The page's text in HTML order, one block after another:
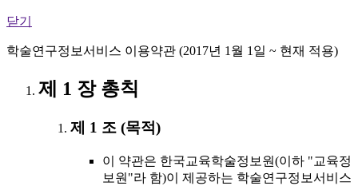
닫기
학술연구정보서비스 이용약관 (2017년 1월 1일 ~ 현재 적용)
제 1 장 총칙
제 1 조 (목적)
이 약관은 한국교육학술정보원(이하 "교육정
보원"라 함)이 제공하는 학술연구정보서비스